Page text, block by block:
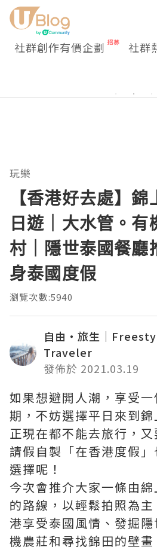
社群創作有價企劃 社群
玩樂
【香港好去處】
日遊｜大水管。有
村｜隱世泰國餐廳
身泰國度假
瀏覽次數:5940
自由・旅生｜
Traveler
發佈於 2021.03.19
如果想避開人潮，享受
期，不妨選擇平日來到
正現在都不能去旅行，
請假自製「在香港度假
選擇呢！
今次會推介大家一條由
的路線，以輕鬆拍照為
港享受泰國風情、發掘
機農莊和尋找錦田的壁畫